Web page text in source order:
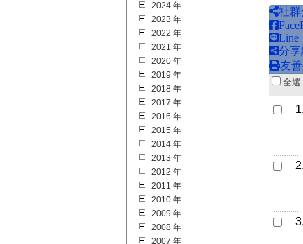
2024 年
2023 年
2022 年
2021 年
2020 年
2019 年
2018 年
2017 年
2016 年
2015 年
2014 年
2013 年
2012 年
2011 年
2010 年
2009 年
2008 年
2007 年
社
Line
分享
友
全
1.
2.
3.